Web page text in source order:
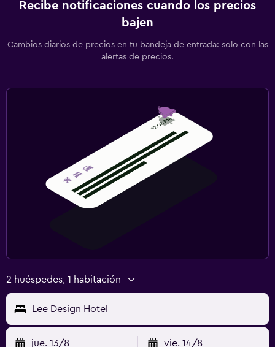
Recibe notificaciones cuando los precios
bajen
Cambios diarios de precios en tu bandeja de entrada: solo con las
alertas de precios.
2 huéspedes, 1 habitación
Lee Design Hotel
jue. 13/8 vie. 14/8